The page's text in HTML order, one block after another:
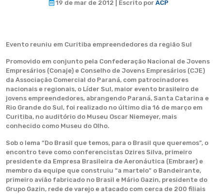
19 de mar de 2012 | Escrito por ACP
Evento reuniu em Curitiba empreendedores da região Sul
Promovido em conjunto pela Confederação Nacional de Jovens
Empresários (Conaje) e Conselho de Jovens Empresários (CJE)
da Associação Comercial do Paraná, com patrocinadores
nacionais e regionais, o Líder Sul, maior evento brasileiro de
jovens empreendedores, abrangendo Paraná, Santa Catarina e
Rio Grande do Sul, foi realizado no último dia 16 de março em
Curitiba, no auditório do Museu Oscar Niemeyer, mais
conhecido como Museu do Olho.
Sob o lema “Do Brasil que temos, para o Brasil que queremos”, o
encontro teve como conferencistas Ozires Silva, primeiro
presidente da Empresa Brasileira de Aeronáutica (Embraer) e
membro da equipe que construiu “a martelo” o Bandeirante,
primeiro avião fabricado no Brasil e Mário Gazin, presidente do
Grupo Gazin, rede de varejo e atacado com cerca de 200 filiais